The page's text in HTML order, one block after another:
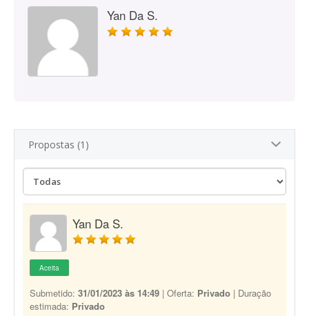
Yan Da S.
Propostas (1)
Yan Da S.
Aceita
Submetido: 31/01/2023 às 14:49 | Oferta: Privado | Duração
estimada: Privado